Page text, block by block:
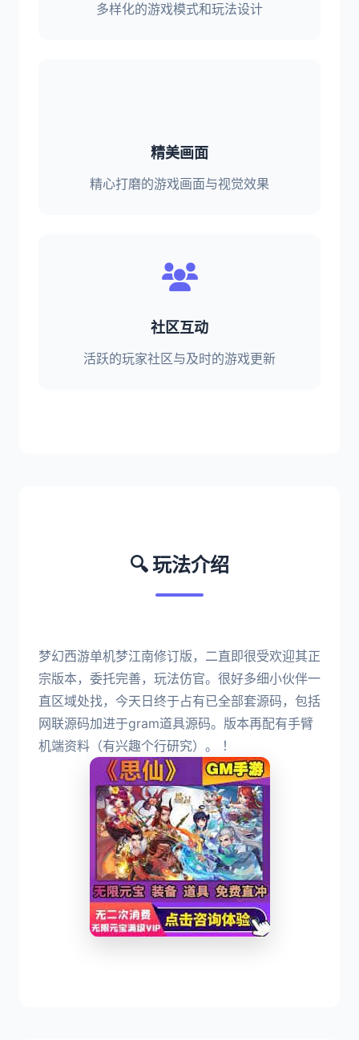
多样化的游戏模式和玩法设计
精美画面
精心打磨的游戏画面与视觉效果
社区互动
活跃的玩家社区与及时的游戏更新
🔍 玩法介绍
梦幻西游单机梦江南修订版，二直即很受欢迎其正
宗版本，委托完善，玩法仿官。很好多细小伙伴一
直区域处找，今天日终于占有已全部套源码，包括
网联源码加进于gram道具源码。版本再配有手臂
机端资料（有兴趣个行研究）。 ！